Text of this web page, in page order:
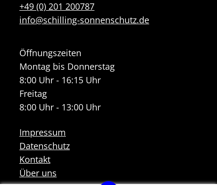
+49 (0) 201 200787
info@schilling-sonnenschutz.de
Öffnungszeiten
Montag bis Donnerstag
8:00 Uhr - 16:15 Uhr
Freitag
8:00 Uhr - 13:00 Uhr
Impressum
Datenschutz
Kontakt
Über uns